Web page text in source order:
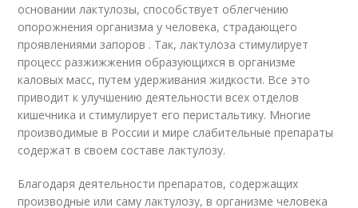
основании лактулозы, способствует облегчению
опорожнения организма у человека, страдающего
проявлениями запоров . Так, лактулоза стимулирует
процесс разжижжения образующихся в организме
каловых масс, путем удерживания жидкости. Все это
приводит к улучшению деятельности всех отделов
кишечника и стимулирует его перистальтику. Многие
производимые в России и мире слабительные препараты
содержат в своем составе лактулозу.
Благодаря деятельности препаратов, содержащих
производные или саму лактулозу, в организме человека